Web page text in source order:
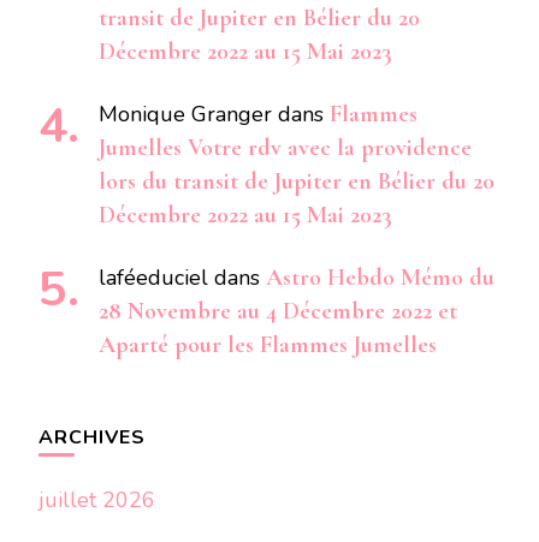
transit de Jupiter en Bélier du 20
Décembre 2022 au 15 Mai 2023
Monique Granger dans Flammes
Jumelles Votre rdv avec la providence
lors du transit de Jupiter en Bélier du 20
Décembre 2022 au 15 Mai 2023
laféeduciel dans Astro Hebdo Mémo du
28 Novembre au 4 Décembre 2022 et
Aparté pour les Flammes Jumelles
ARCHIVES
juillet 2026